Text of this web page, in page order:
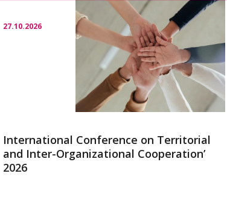
27.10.2026
International Conference on Territorial
and Inter-Organizational Cooperation’
2026